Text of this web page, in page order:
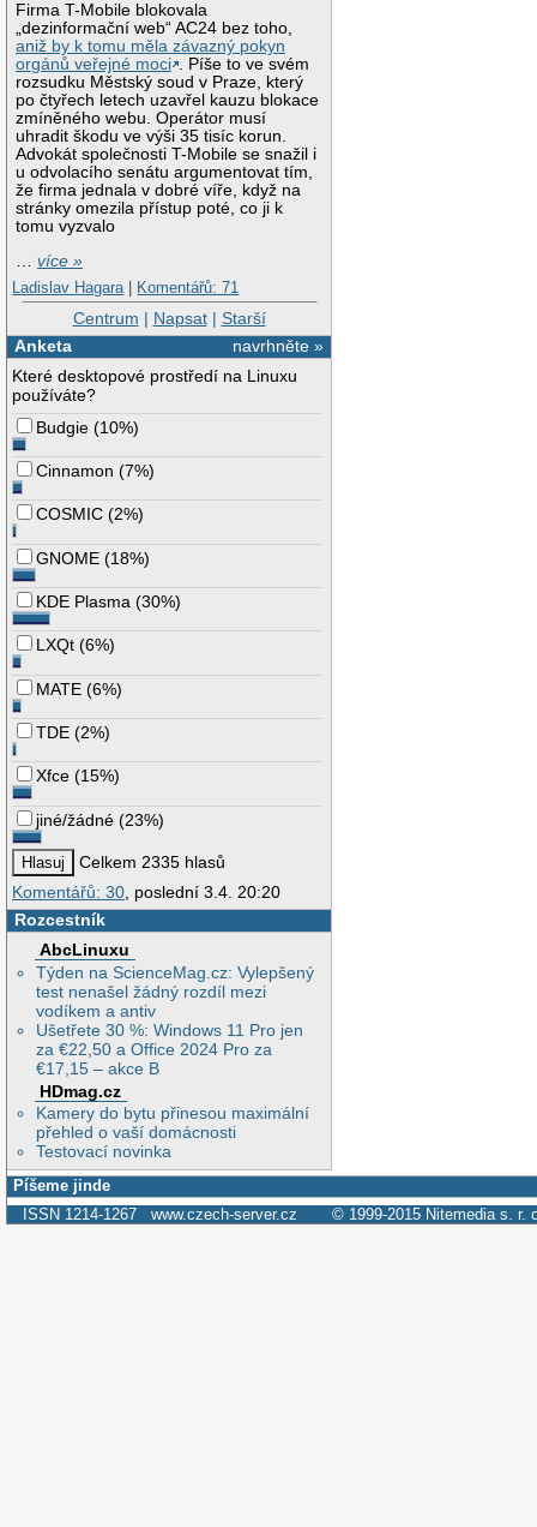
Firma T-Mobile blokovala
„dezinformační web“ AC24 bez toho,
aniž by k tomu měla závazný pokyn
orgánů veřejné moci . Píše to ve svém
rozsudku Městský soud v Praze, který
po čtyřech letech uzavřel kauzu blokace
zmíněného webu. Operátor musí
uhradit škodu ve výši 35 tisíc korun.
Advokát společnosti T-Mobile se snažil i
u odvolacího senátu argumentovat tím,
že firma jednala v dobré víře, když na
stránky omezila přístup poté, co ji k
tomu vyzvalo
…více »
Ladislav Hagara | Komentářů: 71
Centrum | Napsat| Starší
navrhněte »
Anketa
Které desktopové prostředí na Linuxu
používáte?
Budgie (10%)
Cinnamon (7%)
COSMIC (2%)
GNOME (18%)
KDE Plasma (30%)
LXQt (6%)
MATE (6%)
TDE (2%)
Xfce (15%)
jiné/žádné (23%)
Celkem 2335 hlasů
Komentářů: 30, poslední 3.4. 20:20
Rozcestník
AbcLinuxu
Týden na ScienceMag.cz: Vylepšený
test nenašel žádný rozdíl mezi
vodíkem a antiv
Ušetřete 30 %: Windows 11 Pro jen
za €22,50 a Office 2024 Pro za
€17,15 – akce B
HDmag.cz
Kamery do bytu přinesou maximální
přehled o vaší domácnosti
Testovací novinka
Píšeme jinde
ISSN 1214-1267 www.czech-server.cz © 1999-2015 Nitemedia s. r.